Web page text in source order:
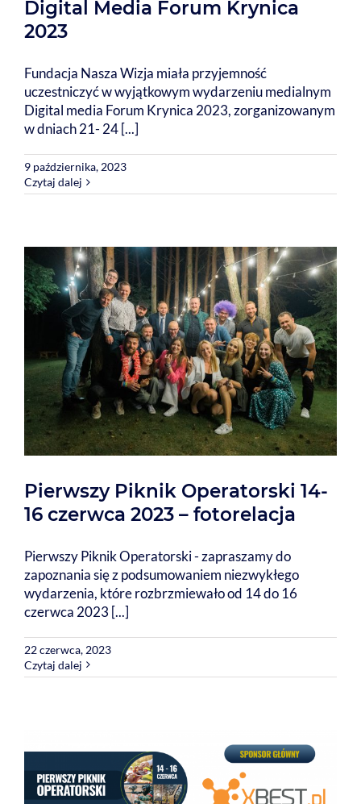
Digital Media Forum Krynica
2023
Fundacja Nasza Wizja miała przyjemność
uczestniczyć w wyjątkowym wydarzeniu medialnym
Digital media Forum Krynica 2023, zorganizowanym
w dniach 21- 24 [...]
9 października, 2023
Czytaj dalej
Pierwszy Piknik Operatorski 14-
16 czerwca 2023 – fotorelacja
Pierwszy Piknik Operatorski - zapraszamy do
zapoznania się z podsumowaniem niezwykłego
wydarzenia, które rozbrzmiewało od 14 do 16
czerwca 2023 [...]
22 czerwca, 2023
Czytaj dalej